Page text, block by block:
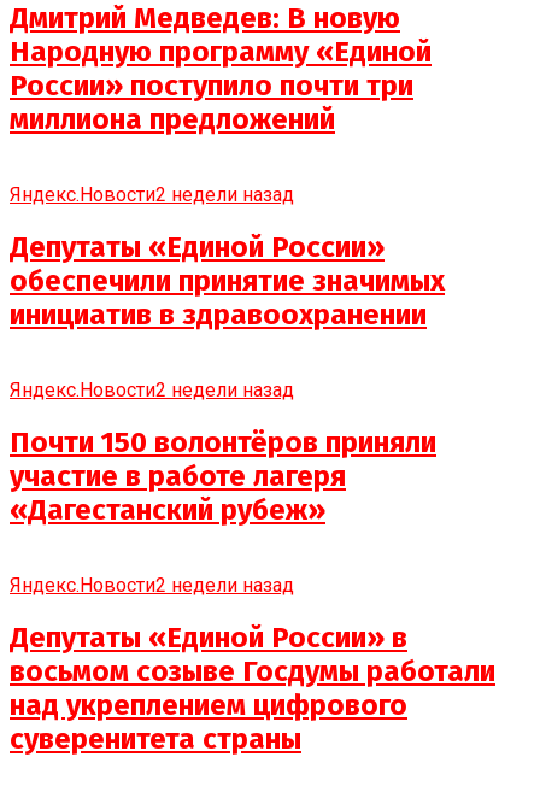
Дмитрий Медведев: В новую
Народную программу «Единой
России» поступило почти три
миллиона предложений
Яндекс.Новости2 недели назад
Депутаты «Единой России»
обеспечили принятие значимых
инициатив в здравоохранении
Яндекс.Новости2 недели назад
Почти 150 волонтёров приняли
участие в работе лагеря
«Дагестанский рубеж»
Яндекс.Новости2 недели назад
Депутаты «Единой России» в
восьмом созыве Госдумы работали
над укреплением цифрового
суверенитета страны